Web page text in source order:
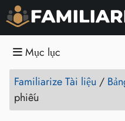
Mục lục
Familiarize Tài liệu /
phiếu